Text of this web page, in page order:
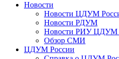
Новости
Новости ЦДУМ
Новости РДУМ
Новости РИУ ЦДУМ
Обзор СМИ
ЦДУМ России